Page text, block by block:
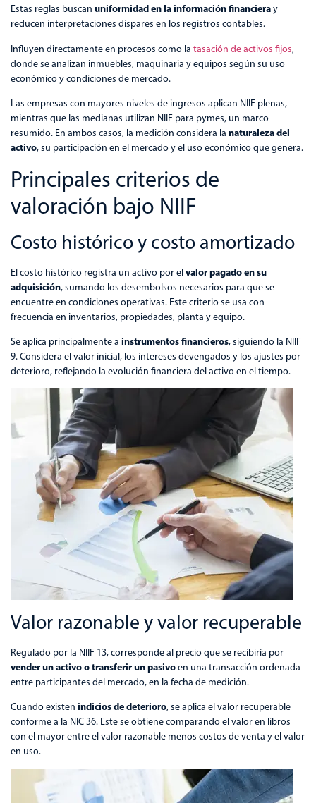
Estas reglas buscan uniformidad en la información financieray
reducen interpretaciones dispares en los registros contables.
Influyen directamente en procesos como la tasación de activos fijos,
donde se analizan inmuebles, maquinaria y equipos según su uso
económico y condiciones de mercado.
Las empresas con mayores niveles de ingresos aplican NIIF plenas,
mientras que las medianas utilizan NIIF para pymes, un marco
resumido. En ambos casos, la medición considera la naturaleza del
activo, su participación en el mercado y el uso económico que genera.
Principales criterios de
valoración bajo NIIF
Costo histórico y costo amortizado
El costo histórico registra un activo por elvalor pagado en su
adquisición, sumando los desembolsos necesarios para que se
encuentre en condiciones operativas. Este criterio se usa con
frecuencia en inventarios, propiedades, planta y equipo.
Se aplica principalmente a instrumentos financieros, siguiendo la NIIF
9. Considera el valor inicial, los intereses devengados y los ajustes por
deterioro, reflejando la evolución financiera del activo en el tiempo.
Valor razonable y valor recuperable
Regulado por la NIIF 13, corresponde al precio que se recibiría por
vender un activo o transferir un pasivoen una transacción ordenada
entre participantes del mercado, en la fecha de medición.
Cuando existen indicios de deterioro, se aplica el valor recuperable
conforme a la NIC 36. Este se obtiene comparando el valor en libros
con el mayor entre el valor razonable menos costos de venta y el valor
en uso.